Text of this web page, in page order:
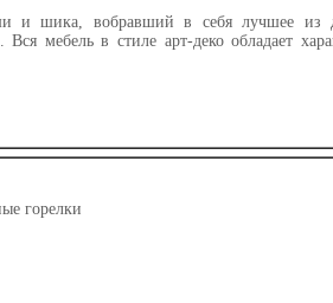
и шика, вобравший в себя лучшее
Вся мебель в стиле арт-деко обладает
горелки